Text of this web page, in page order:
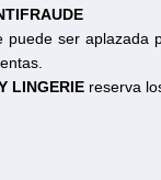
puede ser aplazada
LINGERIE reserva